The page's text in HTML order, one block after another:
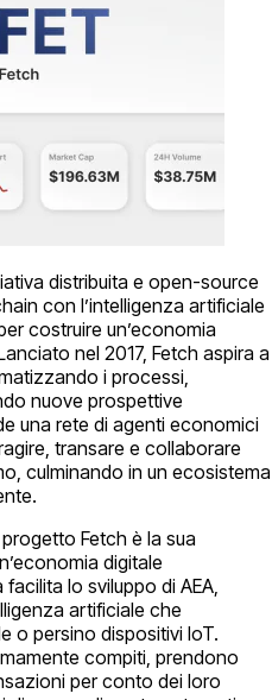
distribuita e open-source
con l’intelligenza artificiale
costruire un’economia
nel 2017, Fetch aspira a
i processi,
nuove prospettive
una rete di agenti economici
transare e collaborare
culminando in un ecosistema
Fetch è la sua
digitale
lo sviluppo di AEA,
artificiale che
o persino dispositivi IoT.
compiti, prendono
per conto dei loro